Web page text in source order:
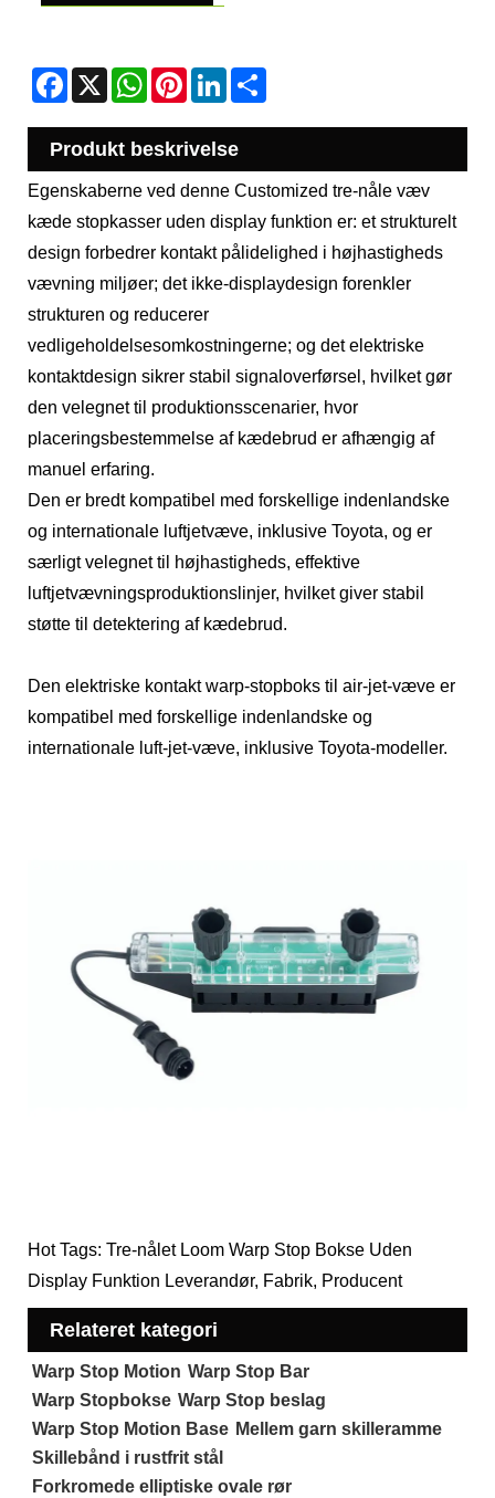
Facebook
X WhatsApp
PinterestLinkedIn
Produkt beskrivelse
Egenskaberne ved denne Customized tre-nåle væv
kæde stopkasser uden display funktion er: et strukturelt
design forbedrer kontakt pålidelighed i højhastigheds
vævning miljøer; det ikke-displaydesign forenkler
strukturen og reducerer
vedligeholdelsesomkostningerne; og det elektriske
kontaktdesign sikrer stabil signaloverførsel, hvilket gør
den velegnet til produktionsscenarier, hvor
placeringsbestemmelse af kædebrud er afhængig af
manuel erfaring.
Den er bredt kompatibel med forskellige indenlandske
og internationale luftjetvæve, inklusive Toyota, og er
særligt velegnet til højhastigheds, effektive
luftjetvævningsproduktionslinjer, hvilket giver stabil
støtte til detektering af kædebrud.
Den elektriske kontakt warp-stopboks til air-jet-væve er
kompatibel med forskellige indenlandske og
internationale luft-jet-væve, inklusive Toyota-modeller.
Hot Tags: Tre-nålet Loom Warp Stop Bokse Uden
Display Funktion Leverandør, Fabrik, Producent
Relateret kategori
Warp Stop Motion Warp Stop Bar
Warp Stopbokse Warp Stop beslag
Warp Stop Motion Base Mellem garn skilleramme
Skillebånd i rustfrit stål
Forkromede elliptiske ovale rør